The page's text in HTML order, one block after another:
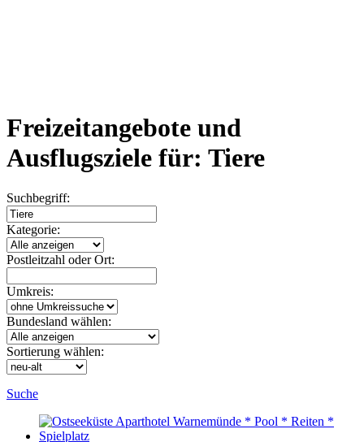
Freizeitangebote und
Ausflugsziele für: Tiere
Suchbegriff:
Kategorie:
Postleitzahl oder Ort:
Umkreis:
Bundesland wählen:
Sortierung wählen:
Suche